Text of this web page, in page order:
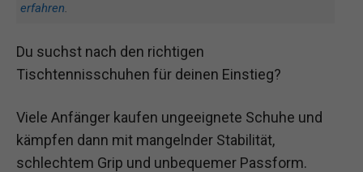
erfahren.
Du suchst nach den richtigen
Tischtennisschuhen für deinen Einstieg?
Viele Anfänger kaufen ungeeignete Schuhe und
kämpfen dann mit mangelnder Stabilität,
schlechtem Grip und unbequemer Passform.